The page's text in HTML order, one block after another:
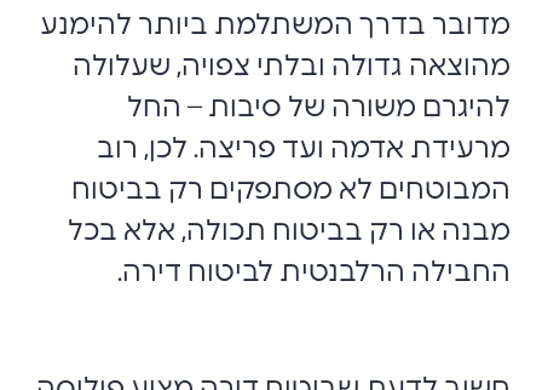
מדובר בדרך המשתלמת ביותר להימנע
מהוצאה גדולה ובלתי צפויה, שעלולה
להיגרם משורה של סיבות – החל
מרעידת אדמה ועד פריצה. לכן, רוב
המבוטחים לא מסתפקים רק בביטוח
מבנה או רק בביטוח תכולה, אלא בכל
החבילה הרלבנטית לביטוח דירה.